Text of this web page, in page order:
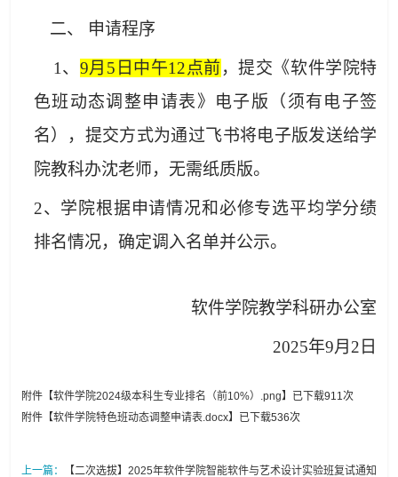
二、 申请程序
1、 9月5日中午12点前 ，提交《软件学院特
色班动态调整申请表》电子版（须有电子签
名），提交方式为通过飞书将电子版发送给学
院教科办沈老师，无需纸质版。
2、学院根据申请情况和必修专选平均学分绩
排名情况，确定调入名单并公示。
软件学院教学科研办公室
2025年9月 2 日
附件【软件学院2024级本科生专业排名（前10%）.png】已下载911次
附件【软件学院特色班动态调整申请表.docx】已下载536次
上一篇： 【二次选拔】2025年软件学院智能软件与艺术设计实验班复试通知